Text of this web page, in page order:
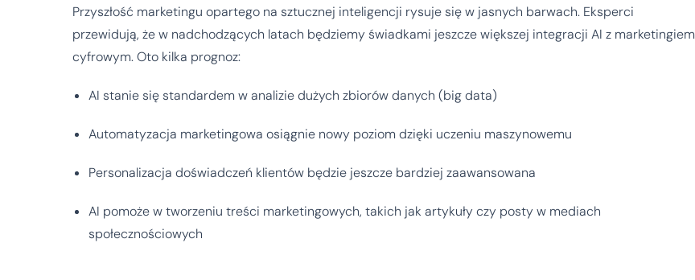
Przyszłość marketingu opartego na sztucznej inteligencji rysuje się w jasnych barwach. Eksperci
przewidują, że w nadchodzących latach będziemy świadkami jeszcze większej integracji AI z marketingiem
cyfrowym. Oto kilka prognoz:
AI stanie się standardem w analizie dużych zbiorów danych (big data)
Automatyzacja marketingowa osiągnie nowy poziom dzięki uczeniu maszynowemu
Personalizacja doświadczeń klientów będzie jeszcze bardziej zaawansowana
AI pomoże w tworzeniu treści marketingowych, takich jak artykuły czy posty w mediach
społecznościowych